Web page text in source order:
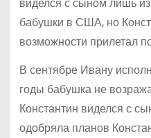
бабушки в США, но
возможности прилетал
В сентябре Ивану
годы бабушка не
Константин виделся с
одобряла планов